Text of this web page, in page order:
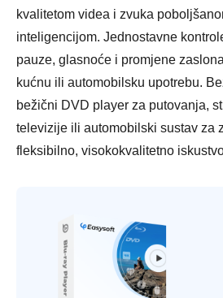
kvalitetom videa i zvuka
inteligencijom. Jednostavne
pauze, glasnoće i promjene
kućnu ili automobilsku upotrebu.
bežični DVD player za putovanja,
televizije ili automobilski sustav za
fleksibilno, visokokvalitetno